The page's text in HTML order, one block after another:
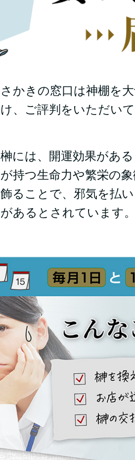
さかきの窓口は神棚を
け、ご評判をいただいて
榊には、開運効果があ
が持つ生命力や繁栄の
飾ることで、邪気を払
があるとされています。